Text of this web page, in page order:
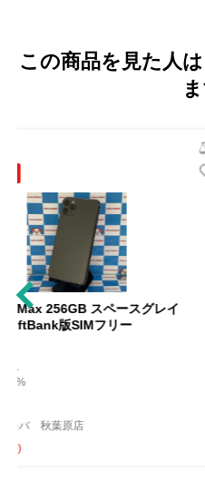
この商品を見た人
レイ
iPhone11 Pro
docomo版SIMフ
在庫店舗：サク